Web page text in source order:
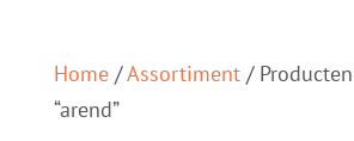
Home/Assortiment/
“arend”